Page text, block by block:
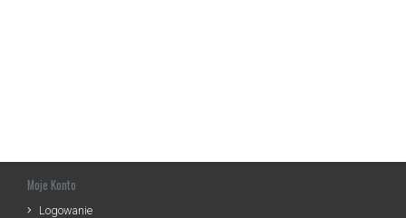
Moje Konto
Logowanie